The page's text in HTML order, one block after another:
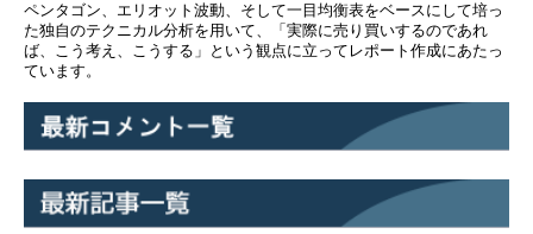
ペンタゴン、エリオット波動、そして一目均衡表をベースにして培っ
た独自のテクニカル分析を用いて、「実際に売り買いするのであれ
ば、こう考え、こうする」という観点に立ってレポート作成にあたっ
ています。